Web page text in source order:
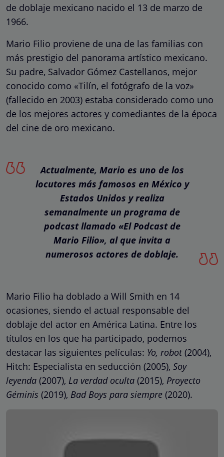
de doblaje mexicano nacido el 13 de marzo de
1966.
Mario Filio proviene de una de las familias con
más prestigio del panorama artístico mexicano.
Su padre, Salvador Gómez Castellanos, mejor
conocido como «Tilín, el fotógrafo de la voz»
(fallecido en 2003) estaba considerado como uno
de los mejores actores y comediantes de la época
del cine de oro mexicano.
Actualmente, Mario es uno de los
locutores más famosos en México y
Estados Unidos y realiza
semanalmente un programa de
podcast llamado «El Podcast de
Mario Filio», al que invita a
numerosos actores de doblaje.
Mario Filio ha doblado a Will Smith en 14
ocasiones, siendo el actual responsable del
doblaje del actor en América Latina. Entre los
títulos en los que ha participado, podemos
destacar las siguientes películas: Yo, robot(2004),
Hitch: Especialista en seducción (2005), Soy
leyenda (2007), La verdad oculta (2015), Proyecto
Géminis (2019), Bad Boys para siempre (2020).